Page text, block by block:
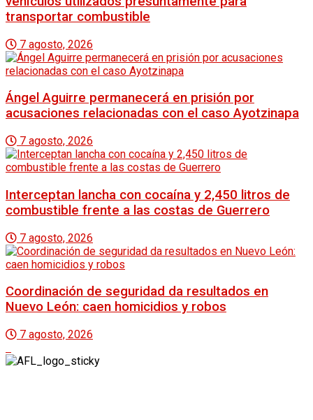
transportar combustible
7 agosto, 2026
Ángel Aguirre permanecerá en prisión por
acusaciones relacionadas con el caso Ayotzinapa
7 agosto, 2026
Interceptan lancha con cocaína y 2,450 litros de
combustible frente a las costas de Guerrero
7 agosto, 2026
Coordinación de seguridad da resultados en
Nuevo León: caen homicidios y robos
7 agosto, 2026